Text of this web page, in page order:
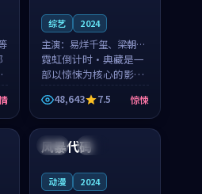
综艺 2024
主演： 易烊千玺、梁朝伟
等
霓虹倒计时·典藏是一
部以惊悚为核心的影视
作品，围绕危机、反转
与人物成长展开，整体
节奏紧凑，值得推荐观
看。
48,643 7.5 惊悚
中国 院线
风暴代码
动漫 2024